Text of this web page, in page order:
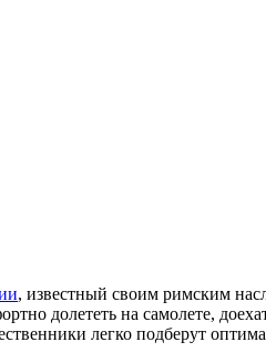
, известный своим римским
долететь на самолете,
легко подберут